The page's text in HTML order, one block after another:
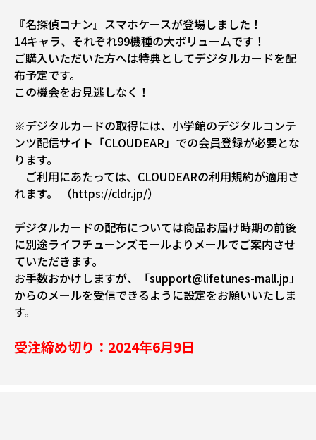
『名探偵コナン』スマホケースが登場しました！
14キャラ、それぞれ99機種の大ボリュームです！
ご購入いただいた方へは特典としてデジタルカードを配
布予定です。
この機会をお見逃しなく！
※デジタルカードの取得には、小学館のデジタルコンテ
ンツ配信サイト「CLOUDEAR」での会員登録が必要とな
ります。
ご利用にあたっては、CLOUDEARの利用規約が適用さ
れます。
（https://cldr.jp/）
デジタルカードの配布については商品お届け時期の前後
に別途ライフチューンズモールよりメールでご案内させ
ていただきます。
お手数おかけしますが、「support@lifetunes-mall.jp」
からのメールを受信できるように設定をお願いいたしま
す。
受注締め切り：2024年6月9日